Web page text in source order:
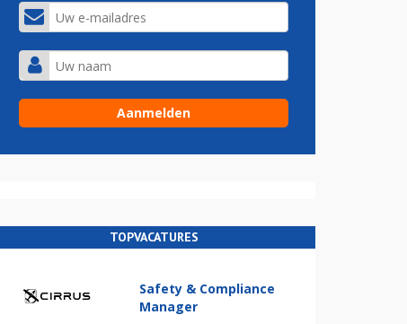
TOPVACATURES
Safety & Compliance
Manager